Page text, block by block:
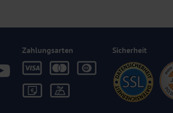
Zahlungsarten Sicherheit